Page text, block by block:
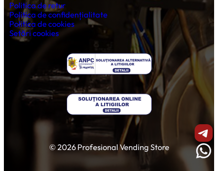
Politica de retur
Politica de confidențialitate
Politica de cookies
Setări cookies
© 2026 Profesional Vending Store